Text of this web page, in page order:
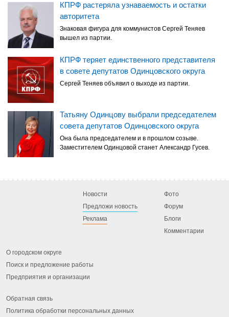
КПРФ растеряла узнаваемость и остатки
авторитета
Знаковая фигура для коммунистов Сергей Теняев
вышел из партии.
КПРФ теряет единственного представителя
в совете депутатов Одинцовского округа
Сергей Теняев объявил о выходе из партии.
Татьяну Одинцову выбрали председателем
совета депутатов Одинцовского округа
Она была председателем и в прошлом созыве.
Заместителем Одинцовой станет Александр Гусев.
Новости
Предложи новость
Реклама
Фото
Форум
Блоги
Комментарии
О городском округе
Поиск и предложение работы
Предприятия и организации
Обратная связь
Политика обработки персональных данных